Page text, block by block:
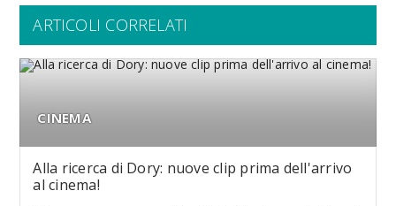
ARTICOLI CORRELATI
CINEMA
Alla ricerca di Dory: nuove clip prima dell'arrivo
al cinema!